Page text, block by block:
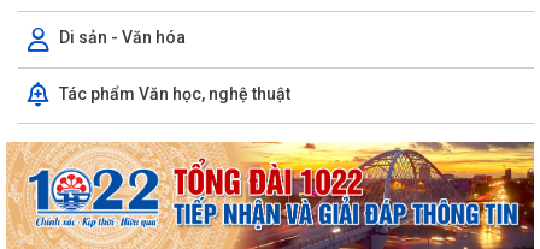
Di sản - Văn hóa
Tác phẩm Văn học, nghệ thuật